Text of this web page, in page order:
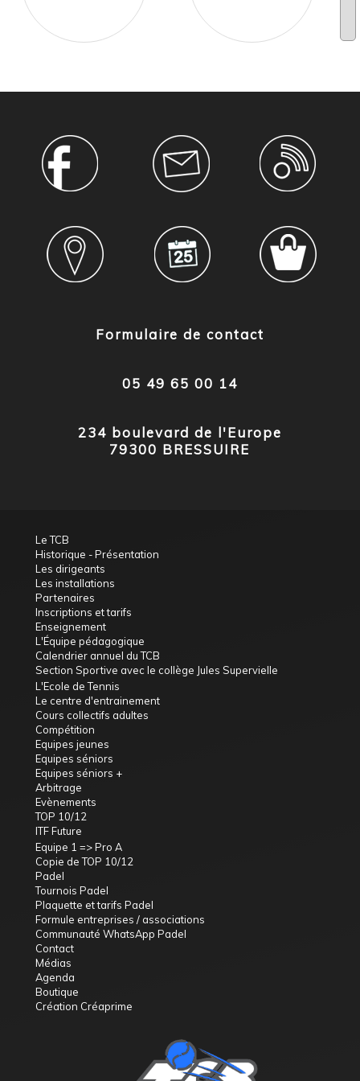
Formulaire de contact
05 49 65 00 14
234 boulevard de l'Europe
79300 BRESSUIRE
Le TCB
Historique - Présentation
Les dirigeants
Les installations
Partenaires
Inscriptions et tarifs
Enseignement
L'Équipe pédagogique
Calendrier annuel du TCB
Section Sportive avec le collège Jules Supervielle
L'Ecole de Tennis
Le centre d'entrainement
Cours collectifs adultes
Compétition
Equipes jeunes
Equipes séniors
Equipes séniors +
Arbitrage
Evènements
TOP 10/12
ITF Future
Equipe 1 => Pro A
Copie de TOP 10/12
Padel
Tournois Padel
Plaquette et tarifs Padel
Formule entreprises / associations
Communauté WhatsApp Padel
Contact
Médias
Agenda
Boutique
Création Créaprime